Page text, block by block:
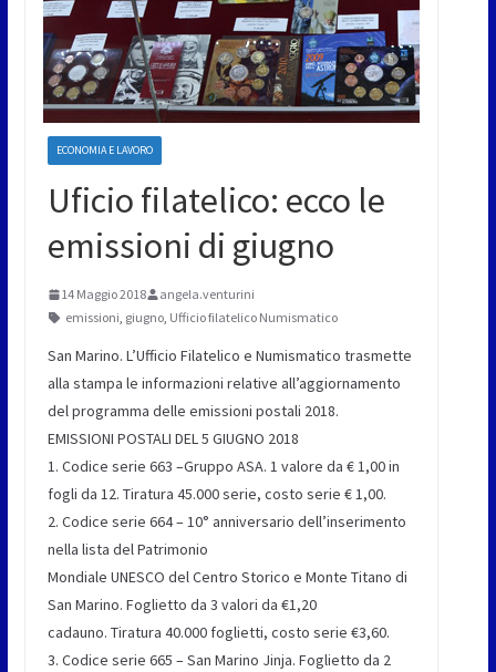
ECONOMIA E LAVORO
Uficio filatelico: ecco le
emissioni di giugno
14 Maggio 2018
angela.venturini
emissioni, giugno, Ufficio filatelico Numismatico
San Marino. L’Ufficio Filatelico e Numismatico trasmette
alla stampa le informazioni relative all’aggiornamento
del programma delle emissioni postali 2018.
EMISSIONI POSTALI DEL 5 GIUGNO 2018
1. Codice serie 663 –Gruppo ASA. 1 valore da € 1,00 in
fogli da 12. Tiratura 45.000 serie, costo serie € 1,00.
2. Codice serie 664 – 10° anniversario dell’inserimento
nella lista del Patrimonio
Mondiale UNESCO del Centro Storico e Monte Titano di
San Marino. Foglietto da 3 valori da €1,20
cadauno. Tiratura 40.000 foglietti, costo serie €3,60.
3. Codice serie 665 – San Marino Jinja. Foglietto da 2